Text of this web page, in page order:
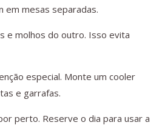
em mesas separadas.
e molhos do outro. Isso evita
especial. Monte um cooler
e garrafas.
perto. Reserve o dia para usar a